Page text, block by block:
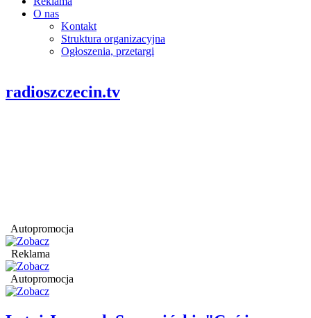
O nas
Kontakt
Struktura organizacyjna
Ogłoszenia, przetargi
radioszczecin.tv
Autopromocja
Reklama
Autopromocja